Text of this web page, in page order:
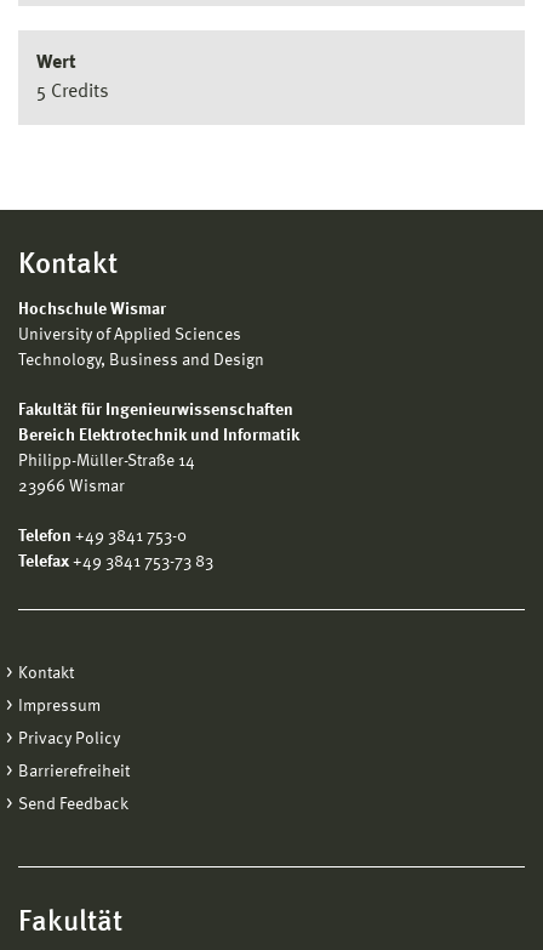
Wert
5 Credits
Kontakt
Hochschule Wismar
University of Applied Sciences
Technology, Business and Design
Fakultät für Ingenieurwissenschaften
Bereich Elektrotechnik und Informatik
Philipp-Müller-Straße 14
23966 Wismar
Telefon +49 3841 753-0
Telefax +49 3841 753-73 83
Kontakt
Impressum
Privacy Policy
Barrierefreiheit
Send Feedback
Fakultät